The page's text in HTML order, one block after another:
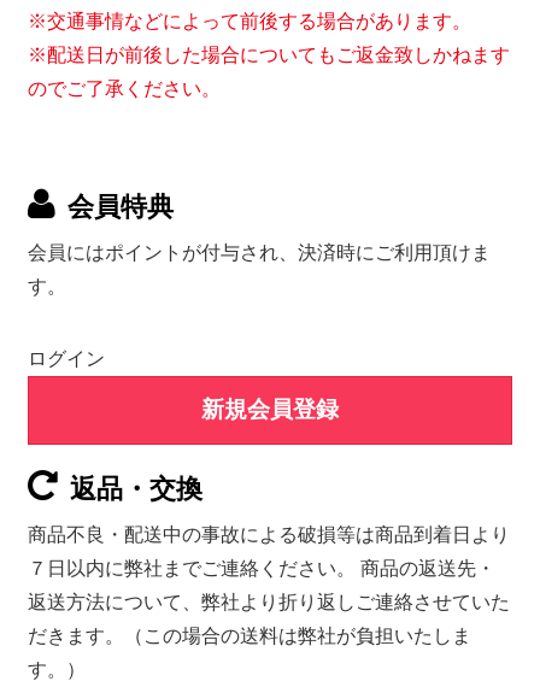
※交通事情などによって前後する場合があります。
※配送日が前後した場合についてもご返金致しかねます
のでご了承ください。
会員特典
会員にはポイントが付与され、決済時にご利用頂けま
す。
ログイン
新規会員登録
返品・交換
商品不良・配送中の事故による破損等は商品到着日より
７日以内に弊社までご連絡ください。 商品の返送先・
返送方法について、弊社より折り返しご連絡させていた
だきます。（この場合の送料は弊社が負担いたしま
す。）